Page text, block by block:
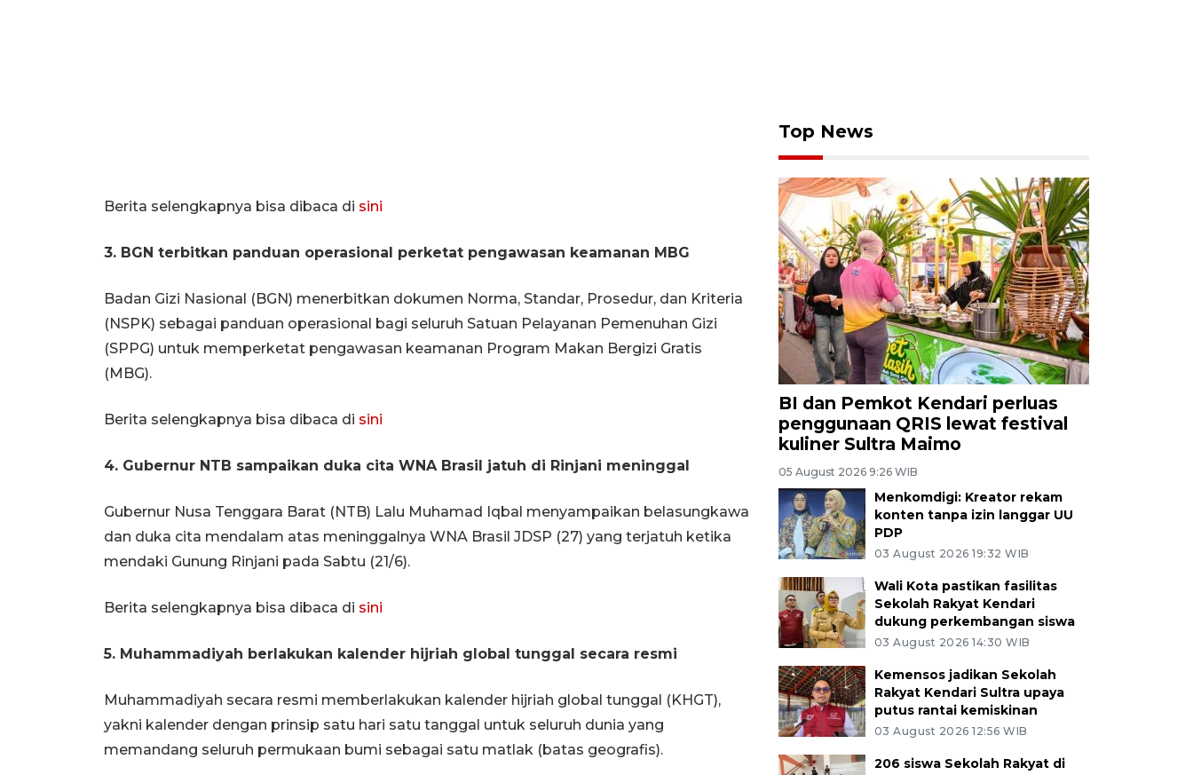
Berita selengkapnya bisa dibaca di sini
3. BGN terbitkan panduan operasional perketat pengawasan keamanan MBG
Badan Gizi Nasional (BGN) menerbitkan dokumen Norma, Standar, Prosedur, dan Kriteria
(NSPK) sebagai panduan operasional bagi seluruh Satuan Pelayanan Pemenuhan Gizi
(SPPG) untuk memperketat pengawasan keamanan Program Makan Bergizi Gratis
(MBG).
Berita selengkapnya bisa dibaca di sini
4. Gubernur NTB sampaikan duka cita WNA Brasil jatuh di Rinjani meninggal
Gubernur Nusa Tenggara Barat (NTB) Lalu Muhamad Iqbal menyampaikan belasungkawa
dan duka cita mendalam atas meninggalnya WNA Brasil JDSP (27) yang terjatuh ketika
mendaki Gunung Rinjani pada Sabtu (21/6).
Berita selengkapnya bisa dibaca di sini
5. Muhammadiyah berlakukan kalender hijriah global tunggal secara resmi
Muhammadiyah secara resmi memberlakukan kalender hijriah global tunggal (KHGT),
yakni kalender dengan prinsip satu hari satu tanggal untuk seluruh dunia yang
memandang seluruh permukaan bumi sebagai satu matlak (batas geografis).
Top News
BI dan Pemkot Kendari perluas
penggunaan QRIS lewat festival
kuliner Sultra Maimo
05 August 2026 9:26 WIB
Menkomdigi: Kreator rekam
konten tanpa izin langgar UU
PDP
03 August 2026 19:32 WIB
Wali Kota pastikan fasilitas
Sekolah Rakyat Kendari
dukung perkembangan siswa
03 August 2026 14:30 WIB
Kemensos jadikan Sekolah
Rakyat Kendari Sultra upaya
putus rantai kemiskinan
03 August 2026 12:56 WIB
206 siswa Sekolah Rakyat di